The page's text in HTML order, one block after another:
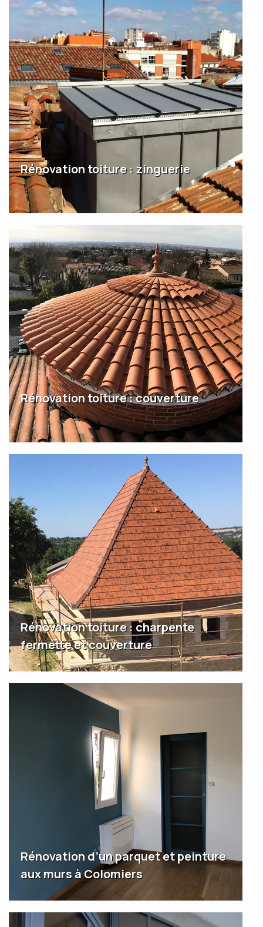
Rénovation toiture : zinguerie
Rénovation toiture : couverture
Rénovation toiture : charpente
fermette et couverture
Rénovation d’un parquet et peinture
aux murs à Colomiers